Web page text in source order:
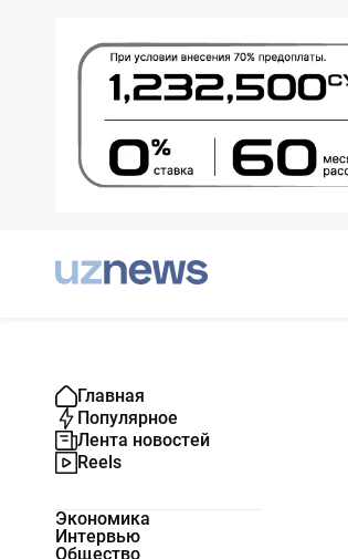
Главная
Популярное
Лента новостей
Reels
Экономика
Интервью
Общество